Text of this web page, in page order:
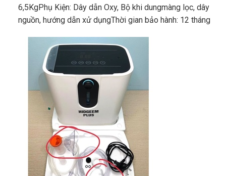
6,5KgPhụ Kiện: Dây dẫn Oxy, Bộ khi dungmàng lọc, dây
nguồn, hướng dẫn xử dụngThời gian bảo hành: 12 tháng